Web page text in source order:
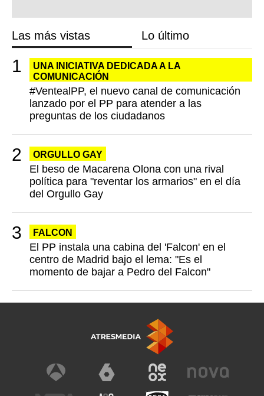
Las más vistas Lo último
UNA INICIATIVA DEDICADA A LA
COMUNICACIÓN
#VentealPP, el nuevo canal de comunicación
lanzado por el PP para atender a las
preguntas de los ciudadanos
ORGULLO GAY
El beso de Macarena Olona con una rival
política para "reventar los armarios" en el día
del Orgullo Gay
FALCON
El PP instala una cabina del 'Falcon' en el
centro de Madrid bajo el lema: "Es el
momento de bajar a Pedro del Falcon"